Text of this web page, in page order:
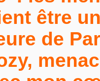
être
de